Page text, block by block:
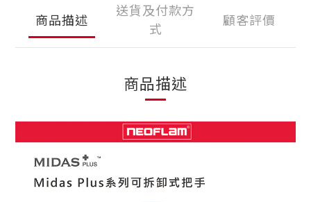
商品描述
送貨及付款方
式
顧客評價
商品描述